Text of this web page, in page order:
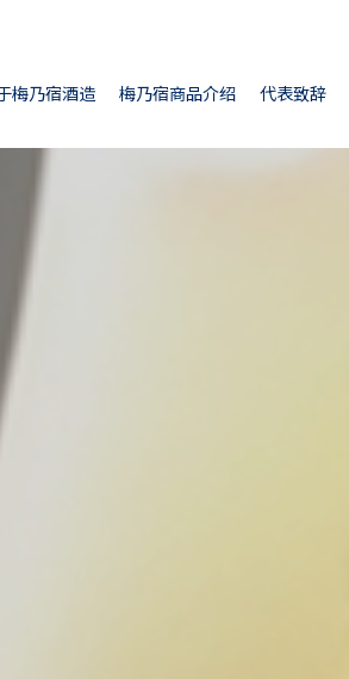
梅乃宿酒造
梅乃宿商品介绍 代表致辞